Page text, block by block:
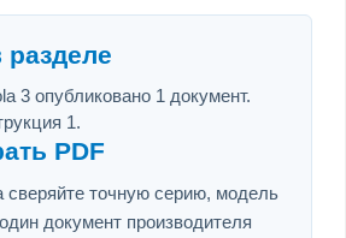
разделе
3 опубликовано 1 документ.
1.
PDF
сверяйте точную серию, модель
документ производителя